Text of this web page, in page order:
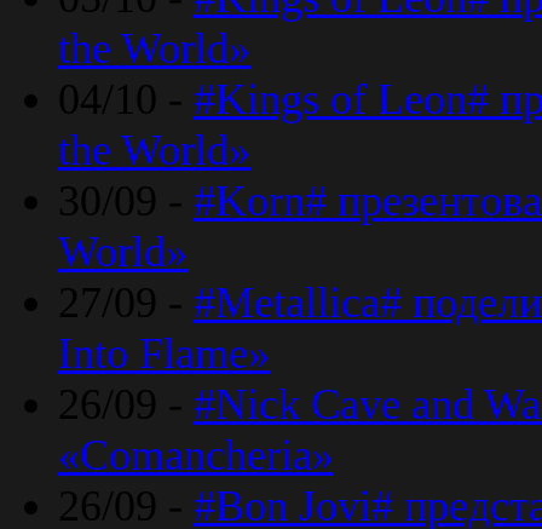
the World»
04/10 - #Kings of Leon#
the World»
30/09 - #Korn#
World»
27/09 - #Metallica#
Into Flame»
26/09 - #Nick Cave and
«Comancheria»
26/09 - #Bon Jovi#